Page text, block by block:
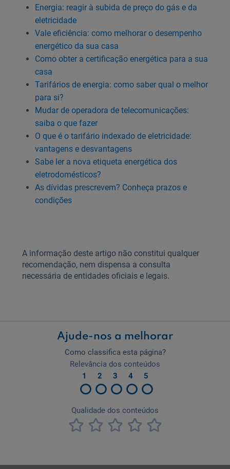
Energia: reagir à subida de preço do gás e da
eletricidade
Vale eficiência: como melhorar o desempenho
energético da sua casa
Como obter a certificação energética para a sua
casa
Tarifários de energia: como saber qual o melhor
para si?
Mudar de operadora de telecomunicações:
saiba o que fazer
O que é o tarifário indexado de eletricidade:
vantagens e desvantagens
Sabe ler a nova etiqueta energética dos
eletrodomésticos?
As dívidas prescrevem? Conheça prazos e
condições
A informação deste artigo não constitui qualquer
recomendação, nem dispensa a consulta
necessária de entidades oficiais e legais.